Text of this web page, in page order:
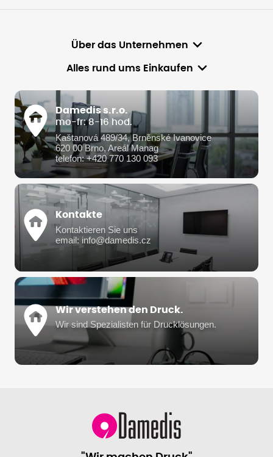
Über das Unternehmen
Alles rund ums Einkaufen
Damedis s.r.o.
mo-fr: 8-16 hod.
Kaštanová 489/34, Brněnské Ivanovice
620 00 Brno, Areál Manag
telefon: +420 770 130 093
Kontakte
Kontaktieren Sie uns
email: info@damedis.cz
Wir verstehen den Druck.
Wir sind Spezialisten für Drucklösungen.